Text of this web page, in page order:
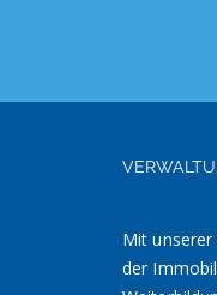
Mit unserer
der